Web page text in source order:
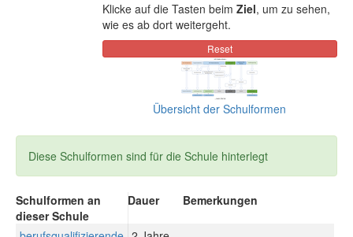
Klicke auf die Tasten beim Ziel, um zu sehen,
wie es ab dort weitergeht.
Übersicht der Schulformen
Diese Schulformen sind für die Schule hinterlegt
Schulformen an
dieser Schule
Dauer Bemerkungen